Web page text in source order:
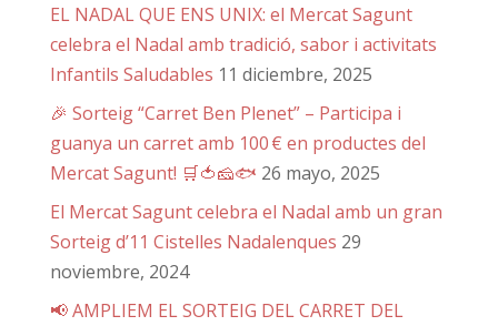
EL NADAL QUE ENS UNIX: el Mercat Sagunt
celebra el Nadal amb tradició, sabor i activitats
Infantils Saludables 11 diciembre, 2025
🎉 Sorteig “Carret Ben Plenet” – Participa i
guanya un carret amb 100 € en productes del
Mercat Sagunt! 🛒🍅🧀🐟 26 mayo, 2025
El Mercat Sagunt celebra el Nadal amb un gran
Sorteig d’11 Cistelles Nadalenques 29
noviembre, 2024
📢 AMPLIEM EL SORTEIG DEL CARRET DEL